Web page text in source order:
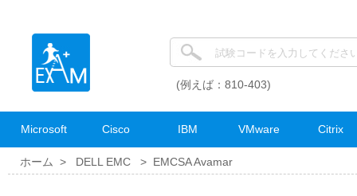
(例えば：810-403)
Microsoft Cisco IBM VMware Citrix
ホーム > DELL EMC > EMCSA Avamar